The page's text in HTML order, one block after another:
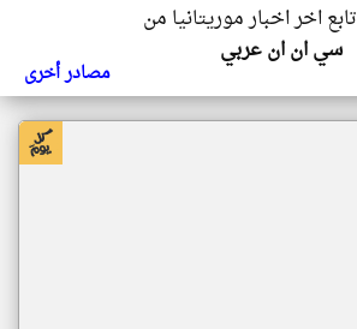
تابع اخر اخبار موريتانيا من
سي ان ان عربي
مصادر أخرى